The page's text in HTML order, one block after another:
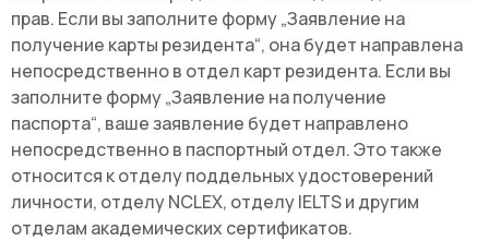
прав. Если вы заполните форму „Заявление на
получение карты резидента“, она будет направлена
непосредственно в отдел карт резидента. Если вы
заполните форму „Заявление на получение
паспорта“, ваше заявление будет направлено
непосредственно в паспортный отдел. Это также
относится к отделу поддельных удостоверений
личности, отделу NCLEX, отделу IELTS и другим
отделам академических сертификатов.